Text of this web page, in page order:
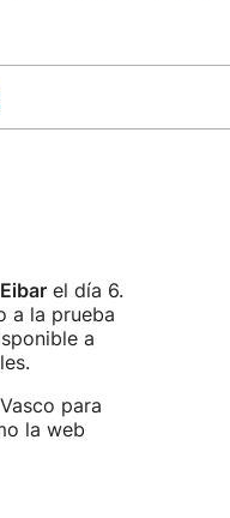
Eibarel día 6.
a la prueba
a
para
la web